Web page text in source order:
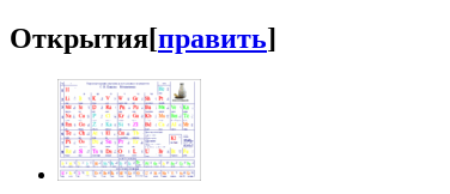
Открытия[править]